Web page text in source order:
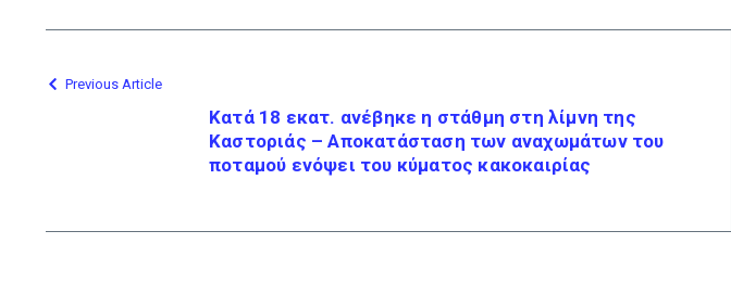
Previous Article
Κατά 18 εκατ. ανέβηκε η στάθμη στη λίμνη της
Καστοριάς – Αποκατάσταση των αναχωμάτων του
ποταμού ενόψει του κύματος κακοκαιρίας